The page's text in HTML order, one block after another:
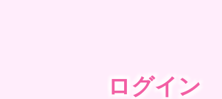
ログイン